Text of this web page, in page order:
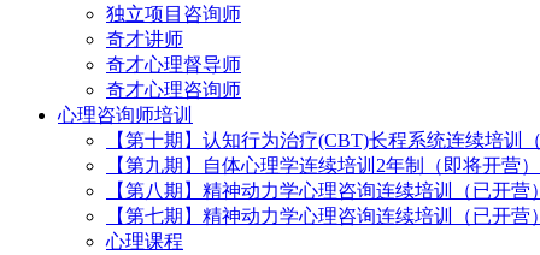
独立项目咨询师
奇才讲师
奇才心理督导师
奇才心理咨询师
心理咨询师培训
【第十期】认知行为治疗(CBT)长程系统连续培训
【第九期】自体心理学连续培训2年制（即将开营）
【第八期】精神动力学心理咨询连续培训（已开营）
【第七期】精神动力学心理咨询连续培训（已开营）
心理课程